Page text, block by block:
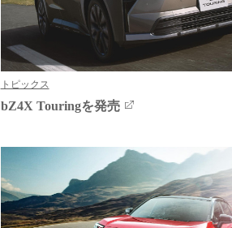
トピックス
bZ4X Touringを発売